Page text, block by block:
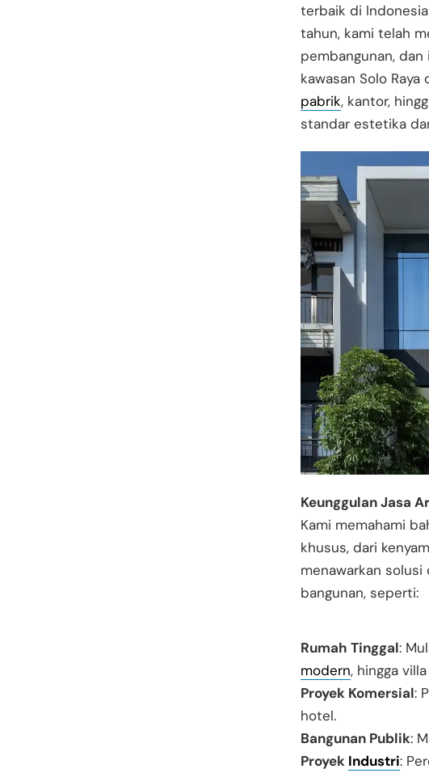
terbaik di
tahun, kami telah
pembangunan,
kawasan Solo Raya
pabrik, kantor,
standar estetika
KeunggulanJasa
Kami memahami
khusus, dari
menawarkan
bangunan, seperti:
Rumah Tinggal:
modern, hingga
Proyek Komersial:
hotel.
Bangunan Publik:
Proyek Industri: